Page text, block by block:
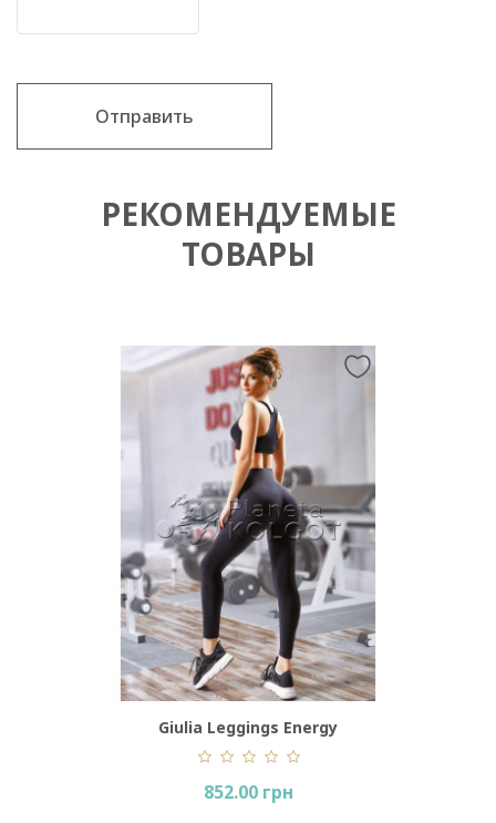
Отправить
РЕКОМЕНДУЕМЫЕ
ТОВАРЫ
Giulia Leggings Energy
852.00 грн